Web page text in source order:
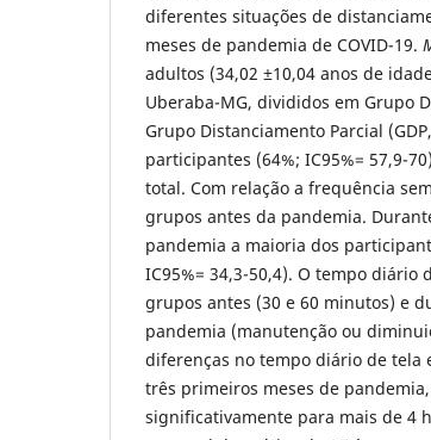
diferentes situações de
meses de pandemia de COVID-19.
adultos (34,02 ±10,04 anos de
Uberaba-MG, divididos em Grupo
Grupo Distanciamento Parcial
participantes (64%; IC95%= 57,9-
total. Com relação a frequência
grupos antes da pandemia.
pandemia a maioria dos
IC95%= 34,3-50,4). O tempo diário
grupos antes (30 e 60 minutos) e
pandemia (manutenção ou
diferenças no tempo diário de tela
três primeiros meses de
significativamente para mais de 4